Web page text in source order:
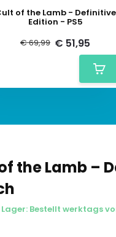
of the Lamb - Definitive
Edition - PS5
€ 69,99 € 51,95
the Lamb –
Bestellt werktags